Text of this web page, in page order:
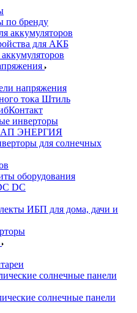
по бренду
аккумуляторов
для АКБ
напряжения
тока Штиль
инверторы
ЭНЕРГИЯ
для солнечных
оборудования
DC
ИБП для дома, дачи и
солнечные панели
солнечные панели